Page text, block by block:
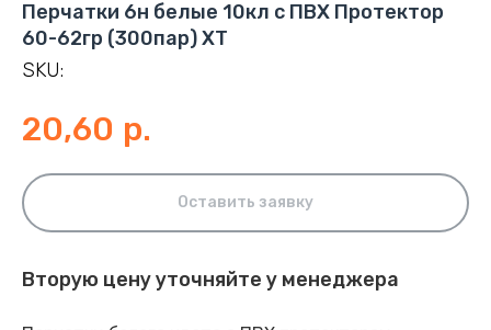
Перчатки 6н белые 10кл с ПВХ Протектор
60-62гр (300пар) ХТ
SKU:
20,60 р.
Оставить заявку
Вторую цену уточняйте у менеджера